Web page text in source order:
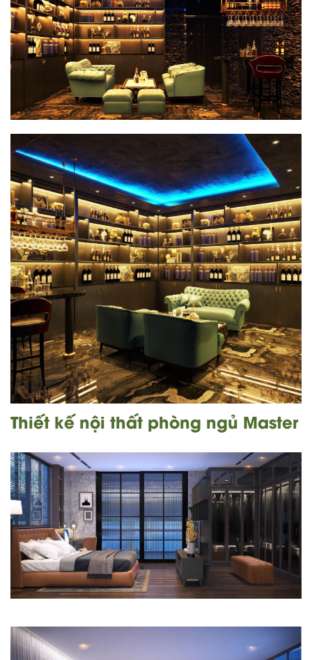
Thiết kế nội thất phòng ngủ Master